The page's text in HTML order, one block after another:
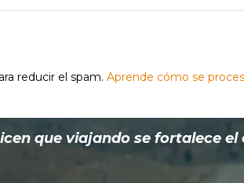
reducir el spam. Aprende cómo se
que viajando se fortalece